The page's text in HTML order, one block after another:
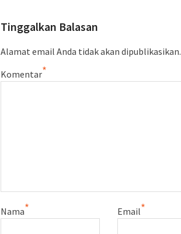
Tinggalkan Balasan
Alamat email Anda tidak akan dipublikasikan.
Komentar*
Nama* Email*